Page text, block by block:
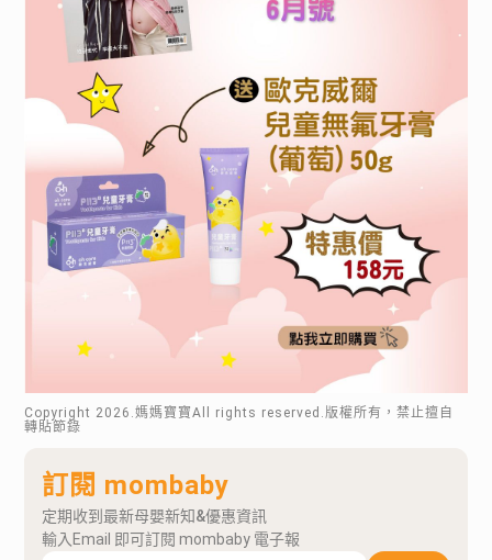
Copyright 2026 .媽媽寶寶All rights reserved.版權所有，禁止擅自
轉貼節錄
訂閱 mombaby
定期收到最新母嬰新知&優惠資訊
輸入Email 即可訂閱 mombaby 電子報